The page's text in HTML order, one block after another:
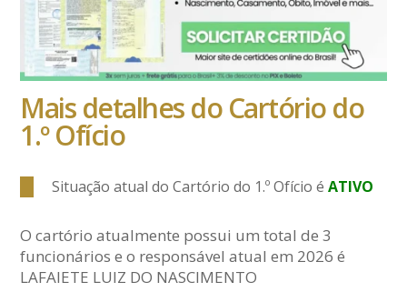
Mais detalhes do Cartório do
1.º Ofício
Situação atual do Cartório do 1.º Ofício éATIVO
O cartório atualmente possui um total de 3
funcionários e o responsável atual em 2026 é
LAFAIETE LUIZ DO NASCIMENTO